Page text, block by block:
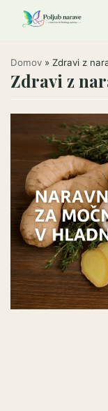
Skoči
Domov » Zdravi z
Zdravi z